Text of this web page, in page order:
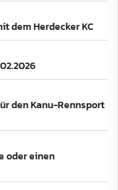
dem Herdecker KC
den Kanu-Rennsport
oder einen